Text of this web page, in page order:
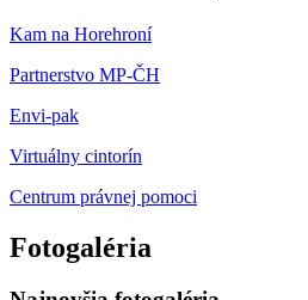
Kam na Horehroní
Partnerstvo MP-ČH
Envi-pak
Virtuálny cintorín
Centrum právnej pomoci
Fotogaléria